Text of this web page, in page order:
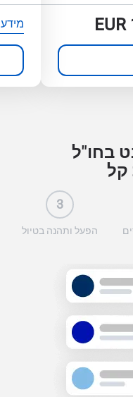
EUR
בחו"ל
קל
3
הפעל ותהנה בטיול